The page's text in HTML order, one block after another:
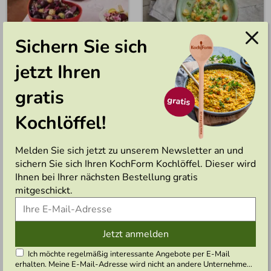
Rote-Beete-Salat mit
Harissa-Dressing
25 Min. Einfach
Gemüse Omelett
35 Min. Einfach
Maultaschen
Hausgemachte
Kartoffelpuffer
Sichern Sie sich
jetzt Ihren
gratis
Kochlöffel!
Melden Sie sich jetzt zu unserem Newsletter an und
sichern Sie sich Ihren KochForm Kochlöffel. Dieser wird
Ihnen bei Ihrer nächsten Bestellung gratis
mitgeschickt.
Jetzt anmelden
Ich möchte regelmäßig interessante Angebote per E-Mail
erhalten. Meine E-Mail-Adresse wird nicht an andere Unternehmen